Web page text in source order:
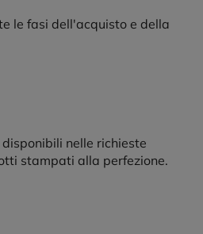
le fasi dell'acquisto e della
nelle richieste
stampati alla perfezione.